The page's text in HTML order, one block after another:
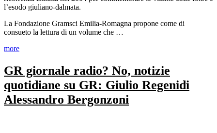
l’esodo giuliano-dalmata.
La Fondazione Gramsci Emilia-Romagna propone come di
consueto la lettura di un volume che …
more
​GR giornale radio? No, notizie
quotidiane su GR: Giulio Regenidi
Alessandro Bergonzoni